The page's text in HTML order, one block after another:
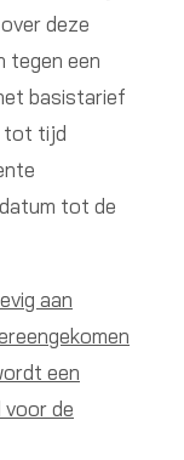
deze
tegen een
basistarief
tot tijd
tot de
aan
een
de